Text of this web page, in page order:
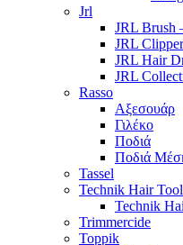
Jrl
JRL Brush
JRL
JRL Hair
JRL
Rasso
Αξεσουάρ
Γιλέκο
Ποδιά
Ποδιά
Tassel
Technik Hair
Technik
Trimmercide
Toppik